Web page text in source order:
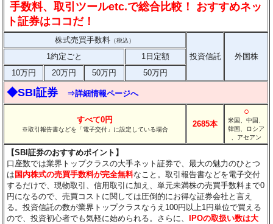
手数料、取引ツールetc.で総合比較！ おすすめネッ
ト証券はココだ！
株式売買手数料 （税込）
投資信託 外国株
1約定ごと
1日定額
10万円
20万円 50万円 50万円
◆SBI証券 ⇒詳細情報ページへ
すべて0円
※取引報告書などを「電子交付」に設定している場合
2685本
○
米国、中国、
韓国、ロシア
、アセアン
【SBI証券のおすすめポイント】
口座数では業界トップクラスの大手ネット証券で、最大の魅力のひとつ
は 国内株式の売買手数料が完全無料なこと。取引報告書などを電子交付
するだけで、現物取引、信用取引に加え、単元未満株の売買手数料まで0
円になるので、売買コストに関しては圧倒的にお得な証券会社と言え
る。投資信託の数が業界トップクラスなうえ100円以上1円単位で買える
ので、投資初心者でも気軽に始められる。さらに、
IPOの取扱い数は大